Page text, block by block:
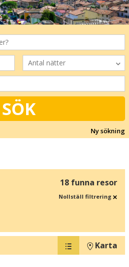
SÖK
Ny sökning
18 funna resor
Nollställ filtrering
Karta